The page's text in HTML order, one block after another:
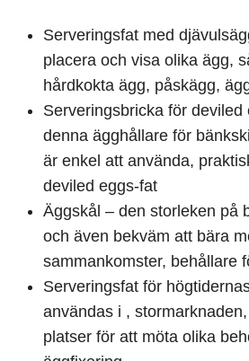
Serveringsfat med
placera och visa olika ägg,
hårdkokta ägg, påskägg,
Serveringsbricka för deviled
denna ägghållare för
är enkel att använda,
deviled eggs-fat
Äggskål – den storleken på
och även bekväm att bära
sammankomster, behållare
Serveringsfat för
användas i ,
platser för att möta olika